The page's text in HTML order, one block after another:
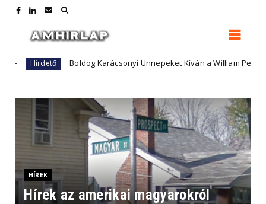
Boldog Karácsonyi Ünnepeket Kíván a William Penn
HÍREK
Hírek az amerikai magyarokról